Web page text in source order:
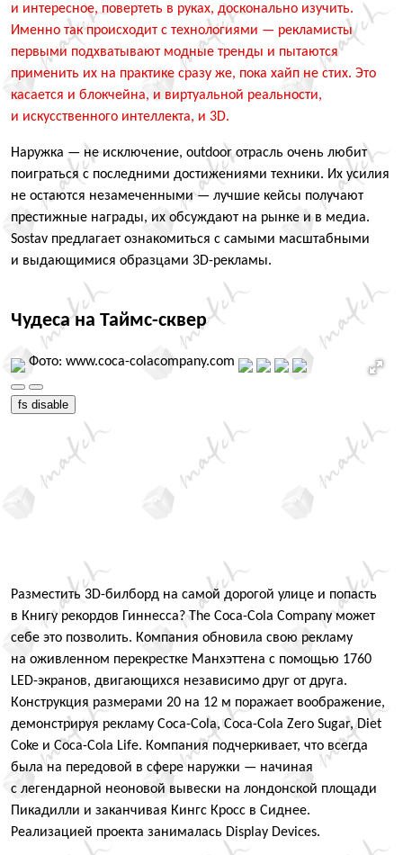
и интересное, повертеть в руках, досконально изучить.
Именно так происходит с технологиями — рекламисты
первыми подхватывают модные тренды и пытаются
применить их на практике сразу же, пока хайп не стих. Это
касается и блокчейна, и виртуальной реальности,
и искусственного интеллекта, и 3D.
Наружка — не исключение, outdoor отрасль очень любит
поиграться с последними достижениями техники. Их усилия
не остаются незамеченными — лучшие кейсы получают
престижные награды, их обсуждают на рынке и в медиа.
Sostav предлагает ознакомиться с самыми масштабными
и выдающимися образцами 3D-рекламы.
Чудеса на Таймс-сквер
Фото: www.coca-colacompany.com
fs disable
Разместить 3D-билборд на самой дорогой улице и попасть
в Книгу рекордов Гиннесса? The Coca-Cola Company может
себе это позволить. Компания обновила свою рекламу
на оживленном перекрестке Манхэттена с помощью 1760
LED-экранов, двигающихся независимо друг от друга.
Конструкция размерами 20 на 12 м поражает воображение,
демонстрируя рекламу Coca-Cola, Coca-Cola Zero Sugar, Diet
Coke и Coca-Cola Life. Компания подчеркивает, что всегда
была на передовой в сфере наружки — начиная
с легендарной неоновой вывески на лондонской площади
Пикадилли и заканчивая Кингс Кросс в Сиднее.
Реализацией проекта занималась Display Devices.